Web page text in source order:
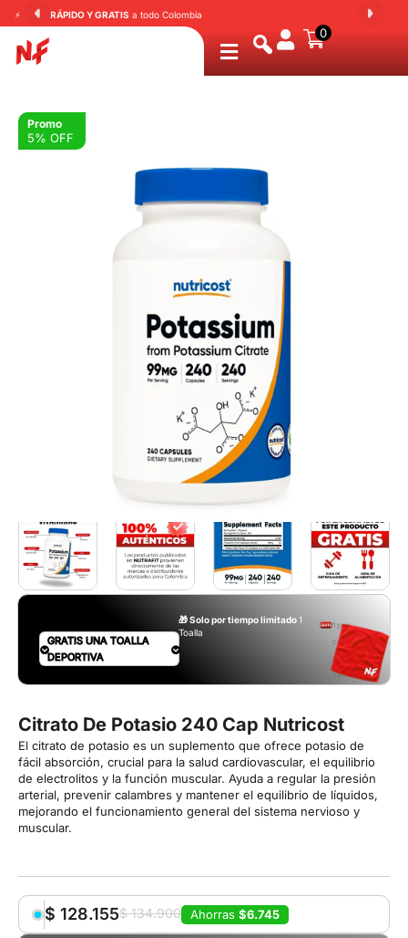
⚡ Envió RÁPIDO Y GRATIS a todo Colombia
0
Promo
5% OFF
🎁 Solo por tiempo limitado1
Toalla
1 por
compra.
Aplican
T&C
GRATIS UNA TOALLA
DEPORTIVA
Citrato De Potasio 240 Cap Nutricost
El citrato de potasio es un suplemento que ofrece potasio de
fácil absorción, crucial para la salud cardiovascular, el equilibrio
de electrolitos y la función muscular. Ayuda a regular la presión
arterial, prevenir calambres y mantener el equilibrio de líquidos,
mejorando el funcionamiento general del sistema nervioso y
muscular.
$134.900
$ 128.155 Ahorras $6.745